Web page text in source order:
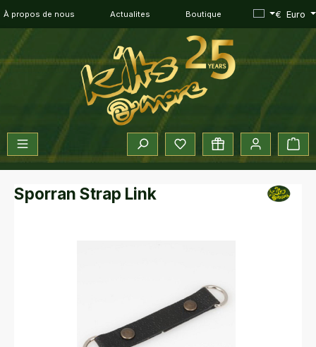
Passer au contenu principal
À propos de nous Actualites Boutique € Euro
Vous avez 0 articles dansLe
Sporran Strap Link